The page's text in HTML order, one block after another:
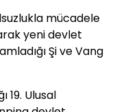
mücadele
yeni devlet
Şi ve Vang
19. Ulusal